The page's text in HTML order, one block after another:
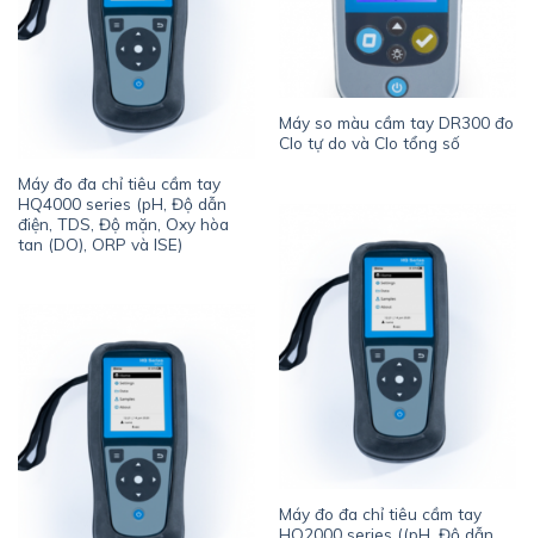
Máy so màu cầm tay DR300 đo
Clo tự do và Clo tổng số
Máy đo đa chỉ tiêu cầm tay
HQ4000 series (pH, Độ dẫn
điện, TDS, Độ mặn, Oxy hòa
tan (DO), ORP và ISE)
Máy đo đa chỉ tiêu cầm tay